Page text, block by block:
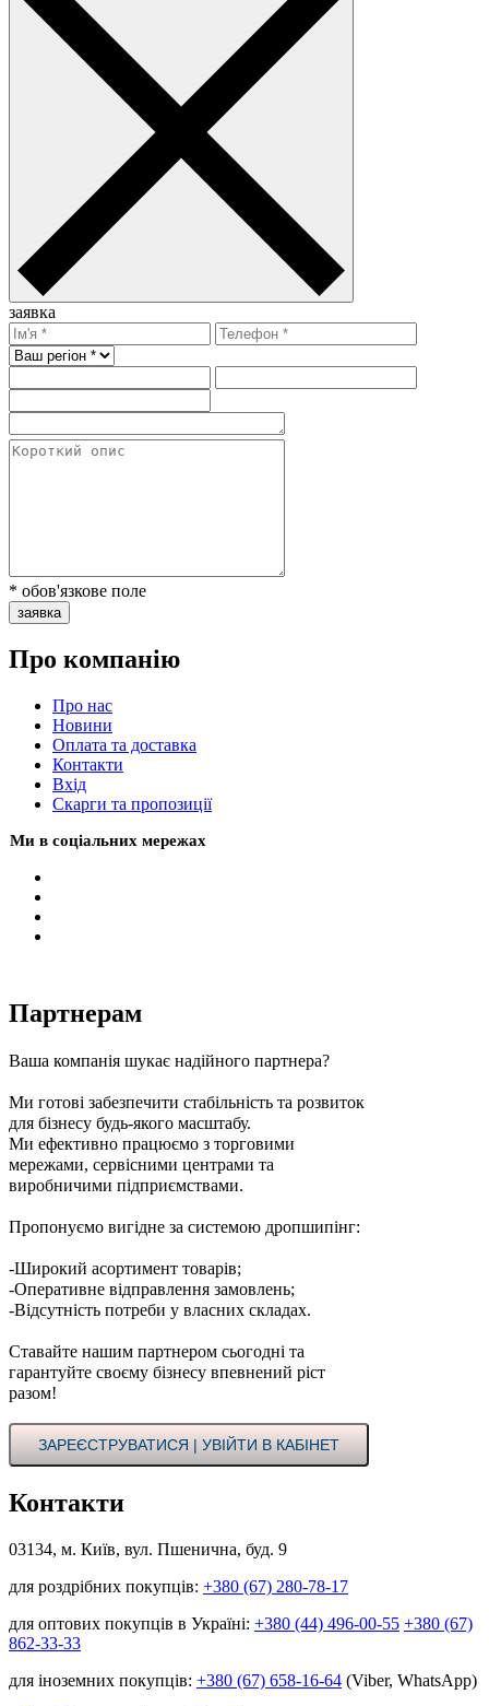
заявка
* обов'язкове поле
заявка
Про компанію
Про нас
Новини
Оплата та доставка
Контакти
Вхiд
Скарги та пропозиції
Ми в соціальних мережах
Партнерам
Ваша компанія шукає надійного партнера?
Ми готові забезпечити стабільність та розвиток
для бізнесу будь-якого масштабу.
Ми ефективно працюємо з торговими
мережами, сервісними центрами та
виробничими підприємствами.
Пропонуємо вигідне за системою дропшипінг:
-Широкий асортимент товарів;
-Оперативне відправлення замовлень;
-Відсутність потреби у власних складах.
Ставайте нашим партнером сьогодні та
гарантуйте своєму бізнесу впевнений ріст
разом!
ЗАРЕЄСТРУВАТИСЯ | УВІЙТИ В КАБІНЕТ
Контакти
03134, м. Київ, вул. Пшенична, буд. 9
для роздрібних покупців: +380 (67) 280-78-17
для оптових покупців в Україні: +380 (44) 496-00-55 +380 (67)
862-33-33
для іноземних покупців: +380 (67) 658-16-64 (Viber, WhatsApp)